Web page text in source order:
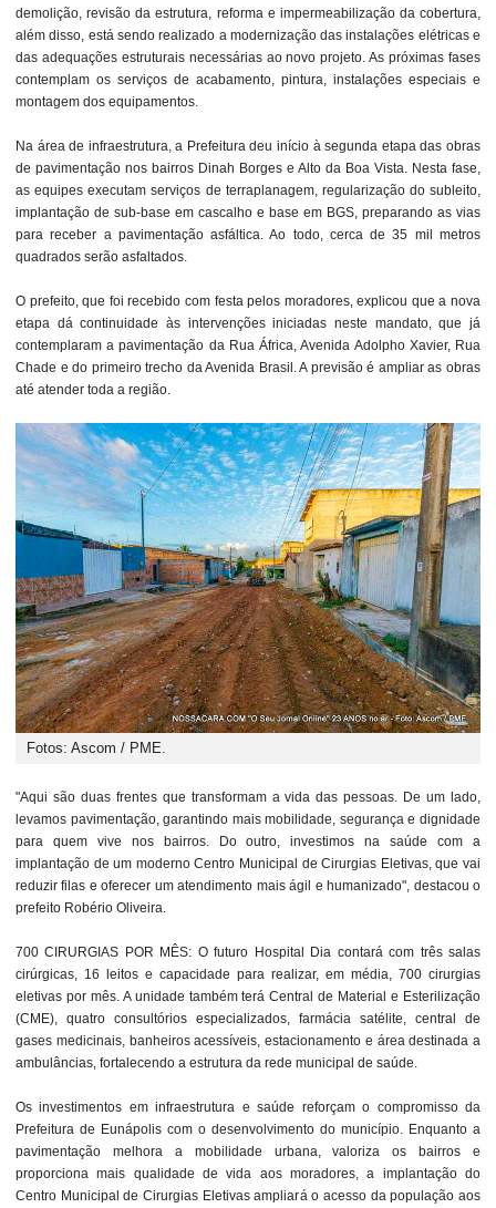
demolição, revisão da estrutura, reforma e impermeabilização da cobertura,
além disso, está sendo realizado a modernização das instalações elétricas e
das adequações estruturais necessárias ao novo projeto. As próximas fases
contemplam os serviços de acabamento, pintura, instalações especiais e
montagem dos equipamentos.
Na área de infraestrutura, a Prefeitura deu início à segunda etapa das obras
de pavimentação nos bairros Dinah Borges e Alto da Boa Vista. Nesta fase,
as equipes executam serviços de terraplanagem, regularização do subleito,
implantação de sub-base em cascalho e base em BGS, preparando as vias
para receber a pavimentação asfáltica. Ao todo, cerca de 35 mil metros
quadrados serão asfaltados.
O prefeito, que foi recebido com festa pelos moradores, explicou que a nova
etapa dá continuidade às intervenções iniciadas neste mandato, que já
contemplaram a pavimentação da Rua África, Avenida Adolpho Xavier, Rua
Chade e do primeiro trecho da Avenida Brasil. A previsão é ampliar as obras
até atender toda a região.
Fotos: Ascom / PME.
"Aqui são duas frentes que transformam a vida das pessoas. De um lado,
levamos pavimentação, garantindo mais mobilidade, segurança e dignidade
para quem vive nos bairros. Do outro, investimos na saúde com a
implantação de um moderno Centro Municipal de Cirurgias Eletivas, que vai
reduzir filas e oferecer um atendimento mais ágil e humanizado", destacou o
prefeito Robério Oliveira.
700 CIRURGIAS POR MÊS: O futuro Hospital Dia contará com três salas
cirúrgicas, 16 leitos e capacidade para realizar, em média, 700 cirurgias
eletivas por mês. A unidade também terá Central de Material e Esterilização
(CME), quatro consultórios especializados, farmácia satélite, central de
gases medicinais, banheiros acessíveis, estacionamento e área destinada a
ambulâncias, fortalecendo a estrutura da rede municipal de saúde.
Os investimentos em infraestrutura e saúde reforçam o compromisso da
Prefeitura de Eunápolis com o desenvolvimento do município. Enquanto a
pavimentação melhora a mobilidade urbana, valoriza os bairros e
proporciona mais qualidade de vida aos moradores, a implantação do
Centro Municipal de Cirurgias Eletivas ampliará o acesso da população aos